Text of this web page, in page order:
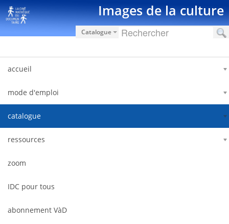
Saltar al contenido Images de la culture
Catalogue
accueil
mode d'emploi
catalogue
ressources
zoom
IDC pour tous
abonnement VàD